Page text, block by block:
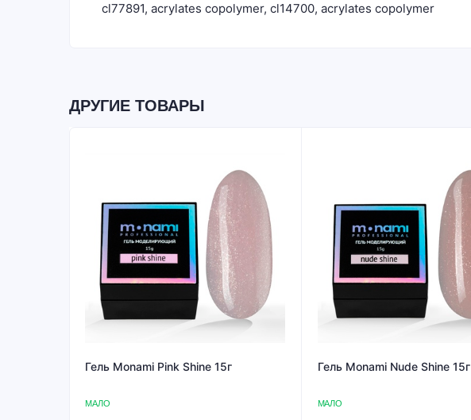
cl77891, acrylates copolymer, cl14700, acrylates copolymer
ДРУГИЕ ТОВАРЫ
Гель Monami Pink Shine 15г
МАЛО
Гель Monami Nude Shine 15г
МАЛО